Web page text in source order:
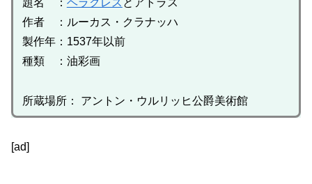
題名 ： ヘラクレス とアトラス
作者 ：ルーカス・クラナッハ
製作年：1537年以前
種類 ：油彩画
所蔵場所： アントン・ウルリッヒ公爵美術館
[ad]